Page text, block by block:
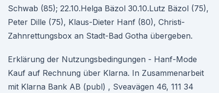
Schwab (85); 22.10.Helga Bäzol 30.10.Lutz Bäzol (75),
Peter Dille (75), Klaus-Dieter Hanf (80), Christi-
Zahnrettungsbox an Stadt-Bad Gotha übergeben.
Erklärung der Nutzungsbedingungen - Hanf-Mode
Kauf auf Rechnung über Klarna. In Zusammenarbeit
mit Klarna Bank AB (publ) , Sveavägen 46, 111 34